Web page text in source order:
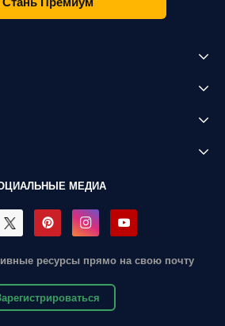
МЕДИА
ресурсы прямо на свою почту